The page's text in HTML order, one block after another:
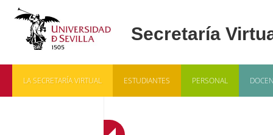
LA SECRETARÍA VIRTUAL ESTUDIANTES PERSONAL